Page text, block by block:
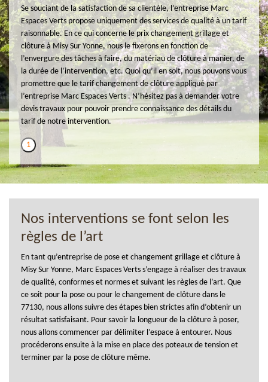
Se souciant de la satisfaction de sa clientèle, l’entreprise Marc
Espaces Verts propose uniquement des services de qualité à un tarif
raisonnable. En ce qui concerne le prix changement grillage et
clôture à Misy Sur Yonne, nous le fixerons en fonction de
l’envergure des tâches à faire, du matériau de clôture à manier, de
la durée de l’intervention, etc. Quoi qu’il en soit, nous pouvons vous
promettre que le tarif changement de clôture appliqué par
l’entreprise Marc Espaces Verts . N’hésitez pas à demander votre
devis travaux pour pouvoir prendre connaissance des détails du
tarif de notre intervention.
1
Nos interventions se font selon les
règles de l’art
En tant qu’entreprise de pose et changement grillage et clôture à
Misy Sur Yonne, Marc Espaces Verts s’engage à réaliser des travaux
de qualité, conformes et normes et suivant les règles de l’art. Que
ce soit pour la pose ou pour le changement de clôture dans le
77130, nous allons suivre des étapes bien strictes afin d’obtenir un
résultat satisfaisant. Pour savoir la longueur de la clôture à poser,
nous allons commencer par délimiter l’espace à entourer. Nous
procéderons ensuite à la mise en place des poteaux de tension et
terminer par la pose de clôture même.